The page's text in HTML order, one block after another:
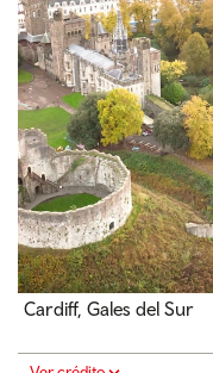
Cardiff, Gales del Sur